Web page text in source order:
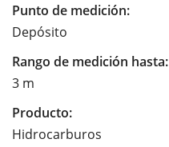
Punto de medición:
Depósito
Rango de medición hasta:
3 m
Producto:
Hidrocarburos